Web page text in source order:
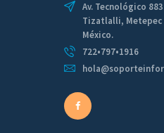
Av. Tecnológico
Tizatlalli, Metepec
México.
722•797•1916